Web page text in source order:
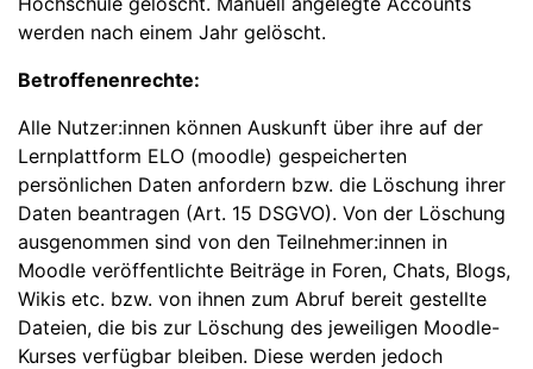
werden nach einem Jahr gelöscht.
Betroffenenrechte:
Alle Nutzer:innen können Auskunft über ihre auf der
Lernplattform ELO (moodle) gespeicherten
persönlichen Daten anfordern bzw. die Löschung ihrer
Daten beantragen (Art. 15 DSGVO). Von der Löschung
ausgenommen sind von den Teilnehmer:innen in
Moodle veröffentlichte Beiträge in Foren, Chats, Blogs,
Wikis etc. bzw. von ihnen zum Abruf bereit gestellte
Dateien, die bis zur Löschung des jeweiligen Moodle-
Kurses verfügbar bleiben. Diese werden jedoch